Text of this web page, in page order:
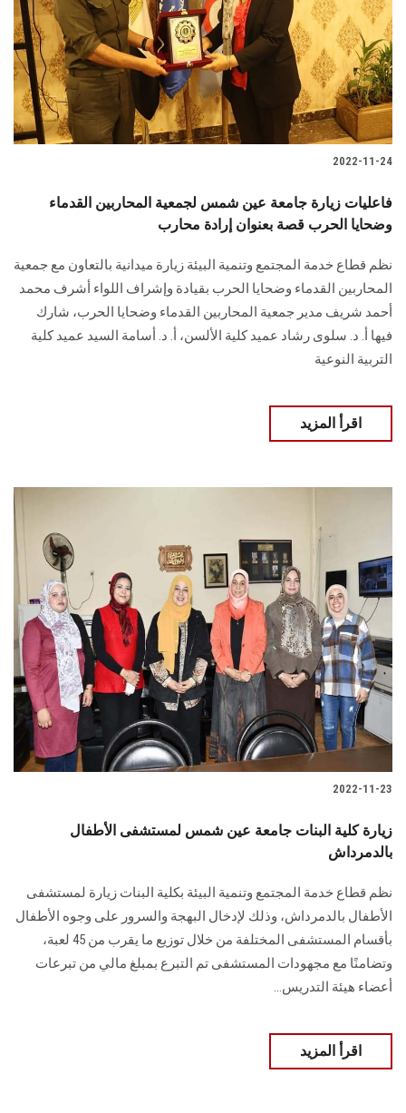
2022-11-24
فاعليات زيارة جامعة عين شمس لجمعية المحاربين القدماء
وضحايا الحرب قصة بعنوان إرادة محارب
نظم قطاع خدمة المجتمع وتنمية البيئة زيارة ميدانية بالتعاون مع جمعية
المحاربين القدماء وضحايا الحرب بقيادة وإشراف اللواء أشرف محمد
أحمد شريف مدير جمعية المحاربين القدماء وضحايا الحرب، شارك
فيها أ. د. سلوى رشاد عميد كلية الألسن، أ. د. أسامة السيد عميد كلية
التربية النوعية
اقرأ المزيد
2022-11-23
زيارة كلية البنات جامعة عين شمس لمستشفى الأطفال
بالدمرداش
نظم قطاع خدمة المجتمع وتنمية البيئة بكلية البنات زيارة لمستشفى
الأطفال بالدمرداش، وذلك لإدخال البهجة والسرور على وجوه الأطفال
بأقسام المستشفى المختلفة من خلال توزيع ما يقرب من 45 لعبة،
وتضامنًا مع مجهودات المستشفى تم التبرع بمبلغ مالي من تبرعات
أعضاء هيئة التدريس...
اقرأ المزيد